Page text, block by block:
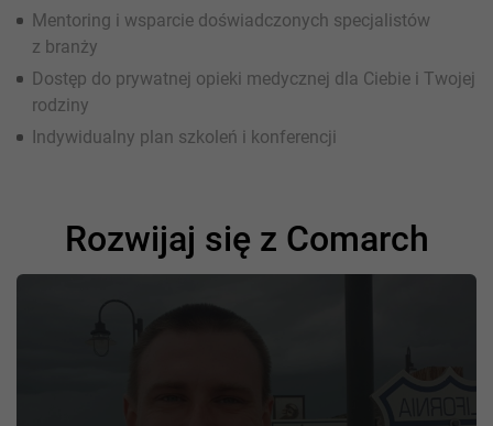
Mentoring i wsparcie doświadczonych specjalistów
z branży
Dostęp do prywatnej opieki medycznej dla Ciebie i Twojej
rodziny
Indywidualny plan szkoleń i konferencji
Rozwijaj się z Comarch